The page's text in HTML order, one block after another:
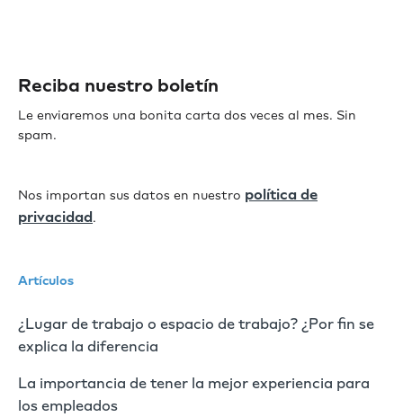
Reciba nuestro boletín
Le enviaremos una bonita carta dos veces al mes. Sin
spam.
Nos importan sus datos en nuestro política de
privacidad.
Artículos
¿Lugar de trabajo o espacio de trabajo? ¿Por fin se
explica la diferencia
La importancia de tener la mejor experiencia para
los empleados